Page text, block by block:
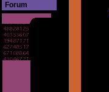
Forum